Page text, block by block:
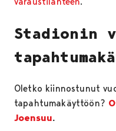
Stadionin
Oletko kiinnostunut
tapahtumakäyttöön?
Joensuu.